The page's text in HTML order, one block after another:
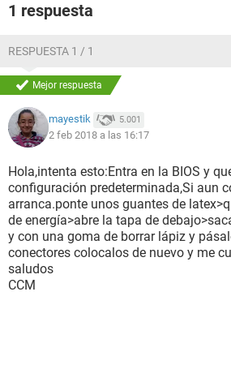
1 respuesta
RESPUESTA 1 / 1
Mejor respuesta
mayestik 5.001
2 feb 2018 a las 16:17
Hola,intenta esto:Entra en la BIOS y
configuración predeterminada,Si aun
arranca.ponte unos guantes de
de energía>abre la tapa de
y con una goma de borrar lápiz y
conectores colocalos de nuevo y me
saludos
CCM